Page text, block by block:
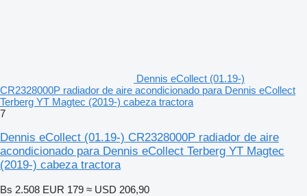
Dennis eCollect (01.19-)
CR2328000P radiador de aire acondicionado para Dennis eCollect
Terberg YT Magtec (2019-) cabeza tractora
7
Dennis eCollect (01.19-) CR2328000P radiador de aire
acondicionado para Dennis eCollect Terberg YT Magtec
(2019-) cabeza tractora
Bs 2.508 EUR 179 ≈ USD 206,90